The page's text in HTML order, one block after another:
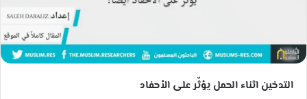
ا
التدخين اثناء الحمل يؤثّر على الأحفاد